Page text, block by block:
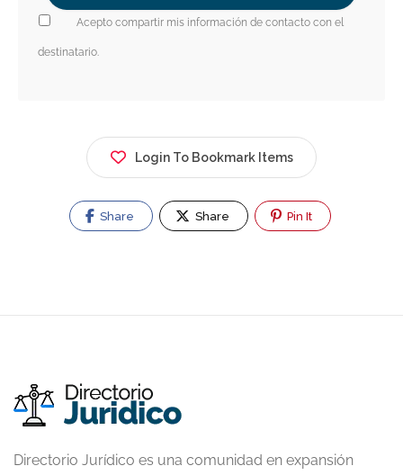
Acepto compartir mis información de contacto con el
destinatario.
Login To Bookmark Items
Share Share Pin It
Directorio Jurídico es una comunidad en expansión